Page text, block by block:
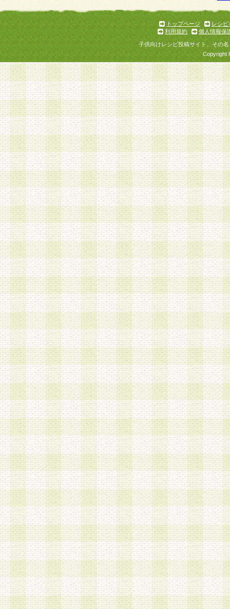
トップページ
レシピ
利用規約
個人情報保
子供向けレシピ投稿サイト、その
Copyright